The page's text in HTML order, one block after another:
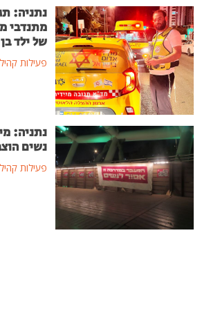
נתניה:
מתנדבי
של ילד בן
פעילות
נתניה:
נשים
פעילות